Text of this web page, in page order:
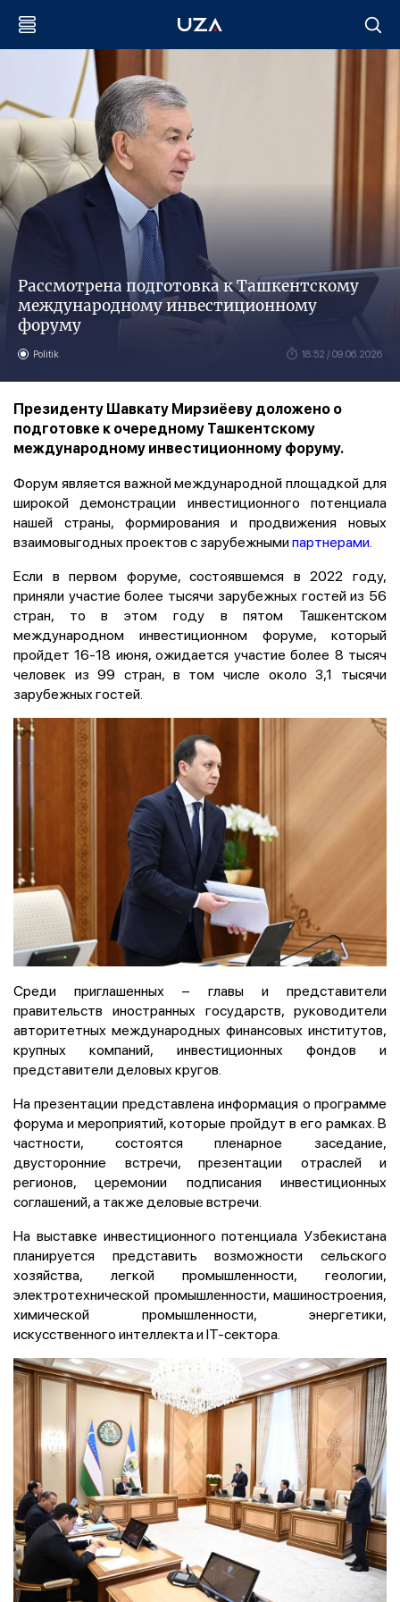
Рассмотрена подготовка к Ташкентскому
международному инвестиционному
форуму
Politik 18:52 / 09.06.2026
Президенту Шавкату Мирзиёеву доложено о
подготовке к очередному Ташкентскому
международному инвестиционному форуму.
Форум является важной международной площадкой для
широкой демонстрации инвестиционного потенциала
нашей страны, формирования и продвижения новых
взаимовыгодных проектов с зарубежнымипартнерами.
Если в первом форуме, состоявшемся в 2022 году,
приняли участие более тысячи зарубежных гостей из 56
стран, то в этом году в пятом Ташкентском
международном инвестиционном форуме, который
пройдет 16-18 июня, ожидается участие более 8 тысяч
человек из 99 стран, в том числе около 3,1 тысячи
зарубежных гостей.
Среди приглашенных – главы и представители
правительств иностранных государств, руководители
авторитетных международных финансовых институтов,
крупных компаний, инвестиционных фондов и
представители деловых кругов.
На презентации представлена информация о программе
форума и мероприятий, которые пройдут в его рамках. В
частности, состоятся пленарное заседание,
двусторонние встречи, презентации отраслей и
регионов, церемонии подписания инвестиционных
соглашений, а также деловые встречи.
На выставке инвестиционного потенциала Узбекистана
планируется представить возможности сельского
хозяйства, легкой промышленности, геологии,
электротехнической промышленности, машиностроения,
химической промышленности, энергетики,
искусственного интеллекта и IT-сектора.